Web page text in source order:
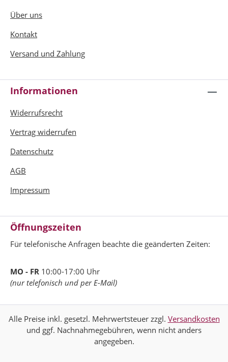
Über uns
Kontakt
Versand und Zahlung
Informationen
Widerrufsrecht
Vertrag widerrufen
Datenschutz
AGB
Impressum
Öffnungszeiten
Für telefonische Anfragen beachte die geänderten Zeiten:
MO - FR 10:00-17:00 Uhr
(nur telefonisch und per E-Mail)
Alle Preise inkl. gesetzl. Mehrwertsteuer zzgl. Versandkosten
und ggf. Nachnahmegebühren, wenn nicht anders
angegeben.